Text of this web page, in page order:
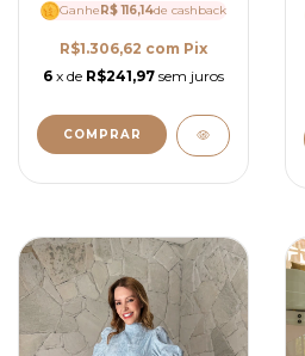
4189
GanheR$ 116,14de cashback
R$1.306,62 com Pix
6 x de R$241,97 sem juros
COMPRAR